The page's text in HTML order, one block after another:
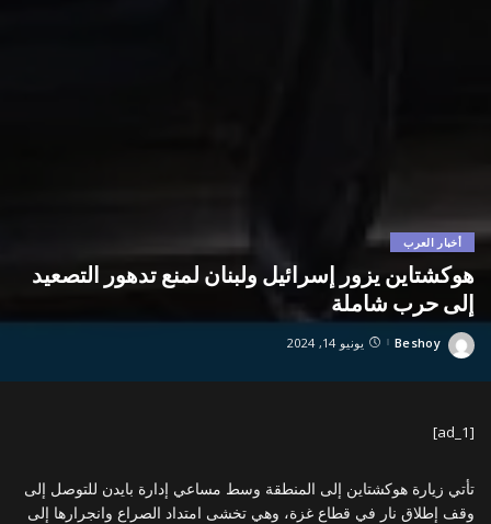
أخبار العرب
هوكشتاين يزور إسرائيل ولبنان لمنع تدهور التصعيد
إلى حرب شاملة
Posted
Beshoy يونيو 14, 2024
[ad_1]
تأتي زيارة هوكشتاين إلى المنطقة وسط مساعي إدارة بايدن للتوصل إلى
وقف إطلاق نار في قطاع غزة، وهي تخشى امتداد الصراع وانجرارها إلى